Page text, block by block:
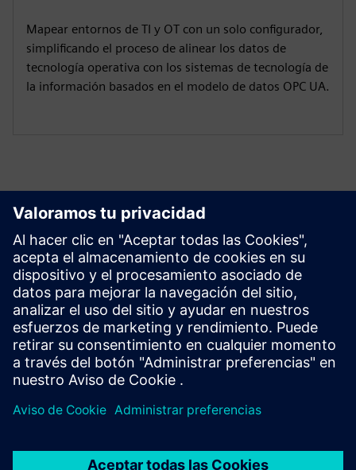
Mapear entornos de TI y OT con un solo configurador,
simplificando el proceso de alinear los datos de
tecnología operativa con los sistemas de tecnología de
la información basados en el modelo de datos OPC UA.
Comenzar
Ponte en contacto con nosotros